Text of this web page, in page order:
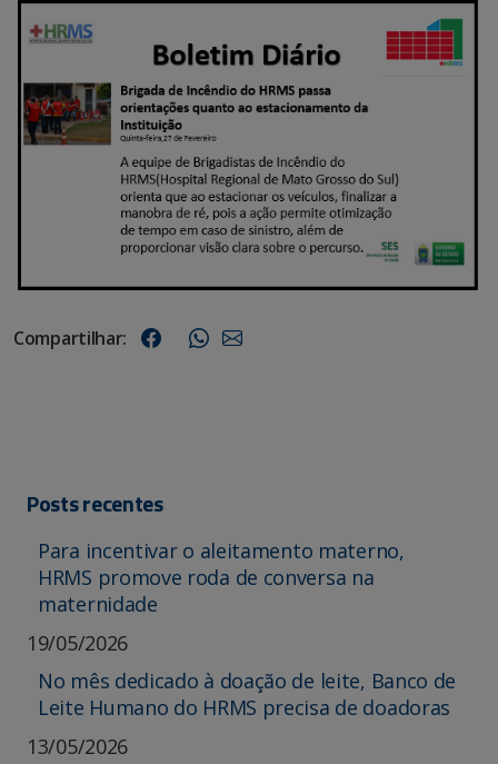
Compartilhar:
Posts recentes
Para incentivar o aleitamento materno,
HRMS promove roda de conversa na
maternidade
19/05/2026
No mês dedicado à doação de leite, Banco de
Leite Humano do HRMS precisa de doadoras
13/05/2026